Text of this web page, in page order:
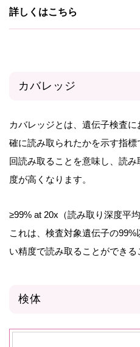
詳しくはこちら
カバレッジ
カバレッジとは、遺伝子検査
確に読み取られたかを示す指
回読み取ることを意味し、読
度が高くなります。
≥99% at 20x（読み取り深度平均
これは、検査対象遺伝子の
い精度で読み取ることができる
検体